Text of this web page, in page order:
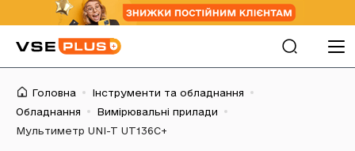
Головна
Інструменти та обладнання
Обладнання
Вимірювальні прилади
Мультиметр UNI-T UT136C+